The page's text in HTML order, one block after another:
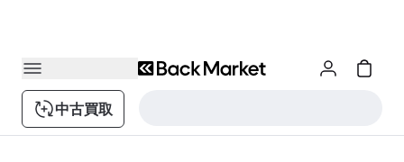
中古買取